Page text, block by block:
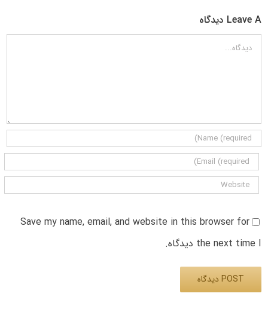
Leave A دیدگاه
دیدگاه
Save my name, email, and website in this browser for
the next time I دیدگاه.